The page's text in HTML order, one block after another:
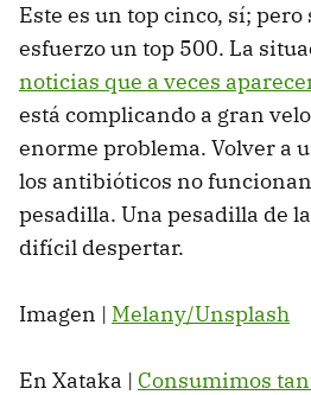
Este es un top cinco, sí;
esfuerzo un top 500. La
noticias que a veces
está complicando a gran
enorme problema. Volver a
los antibióticos no
pesadilla. Una pesadilla de
difícil despertar.
Imagen | Melany/Unsplash
En Xataka | Consumimos